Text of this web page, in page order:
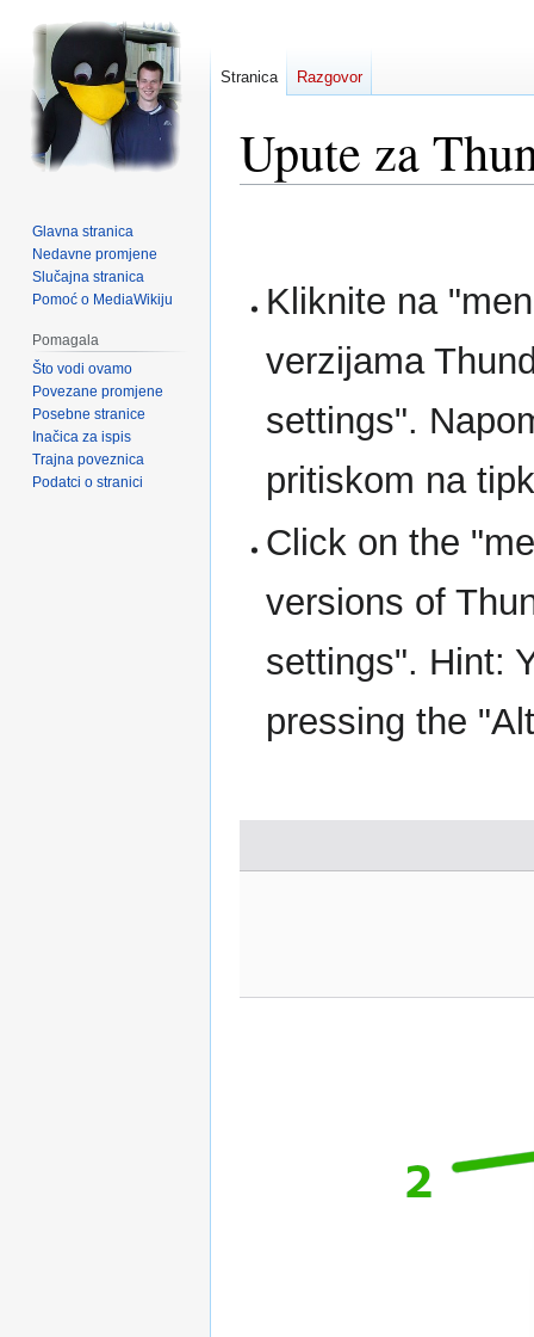
Upute za
Kliknite na
verzijama
settings".
pritiskom na
Click on the
versions of
settings". Hint:
pressing the
Stranica Razgovor
Glavna stranica
Nedavne promjene
Slučajna stranica
Pomoć o MediaWikiju
Pomagala
Što vodi ovamo
Povezane promjene
Posebne stranice
Inačica za ispis
Trajna poveznica
Podatci o stranici